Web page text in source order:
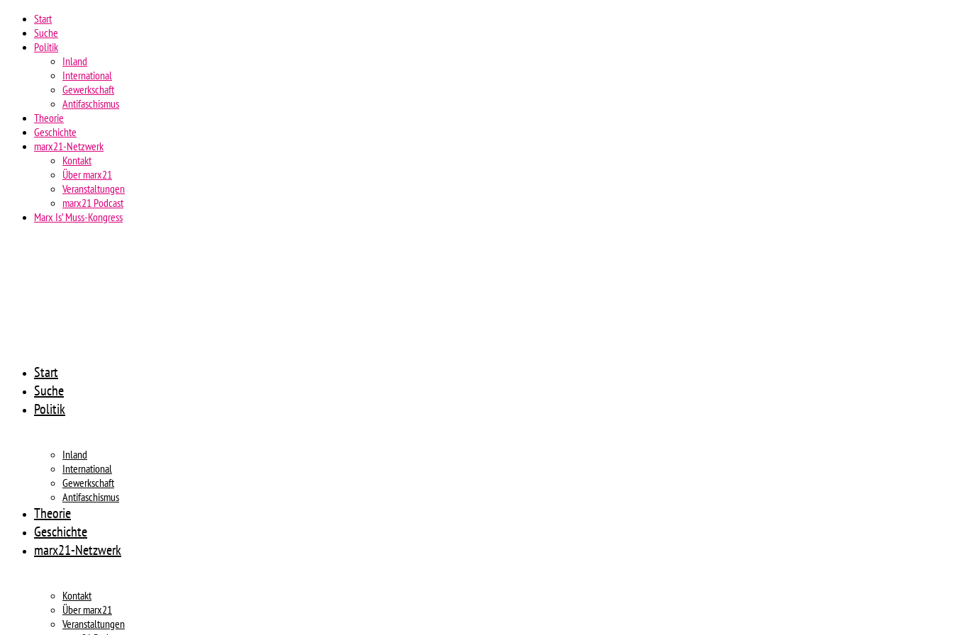
Start
Suche
Politik
Inland
International
Gewerkschaft
Antifaschismus
Theorie
Geschichte
marx21-Netzwerk
Kontakt
Über marx21
Veranstaltungen
marx21 Podcast
Marx Is’ Muss-Kongress
Start
Suche
Politik
Inland
International
Gewerkschaft
Antifaschismus
Theorie
Geschichte
marx21-Netzwerk
Kontakt
Über marx21
Veranstaltungen